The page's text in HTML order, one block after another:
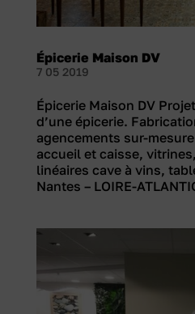
Épicerie Maison DV
7 05 2019
Épicerie Maison DV
d’une épicerie.
agencements sur-
accueil et caisse,
linéaires cave à vins,
Nantes – LOIRE-